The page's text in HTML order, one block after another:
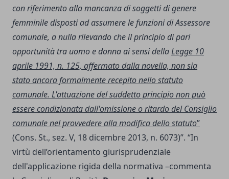
con riferimento alla mancanza di soggetti di genere
femminile disposti ad assumere le funzioni di Assessore
comunale, a nulla rilevando che il principio di pari
opportunità tra uomo e donna ai sensi dellaLegge 10
aprile 1991, n. 125, affermato dalla novella, non sia
stato ancora formalmente recepito nello statuto
comunale. L'attuazione del suddetto principio non può
essere condizionata dall'omissione o ritardo del Consiglio
comunale nel provvedere alla modifica dello statuto”
(Cons. St., sez. V, 18 dicembre 2013, n. 6073)”. “In
virtù dell’orientamento giurisprudenziale
dell'applicazione rigida della normativa –commenta